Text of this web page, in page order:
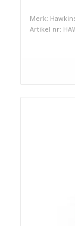
Merk:
Artikel nr: